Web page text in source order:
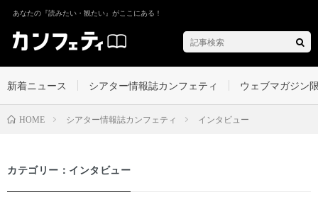
あなたの『読みたい・観たい』がここにある！
新着ニュース シアター情報誌カンフェティ ウェブマガジン
HOME シアター情報誌カンフェティ インタビュー
カテゴリー：インタビュー